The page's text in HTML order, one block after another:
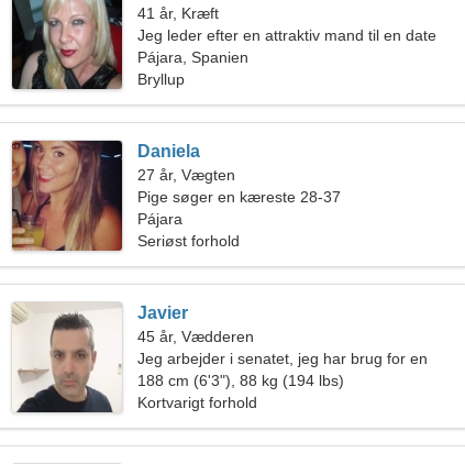
41 år, Kræft
Jeg leder efter en attraktiv mand til en date
Pájara, Spanien
Bryllup
Daniela
27 år, Vægten
Pige søger en kæreste 28-37
Pájara
Seriøst forhold
Javier
45 år, Vædderen
Jeg arbejder i senatet, jeg har brug for en
beskeden kvinde
188 cm (6'3"), 88 kg (194 lbs)
Kortvarigt forhold